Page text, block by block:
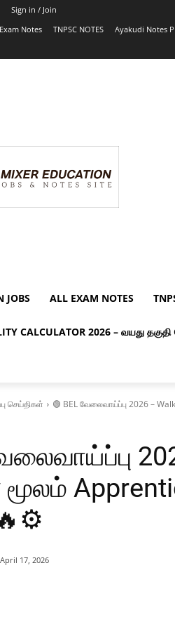
Sign in / Join
Notes TNPSC NOTES Ayakudi Notes
JOBS ALL EXAM NOTES
CALCULATOR 2026 – வயது தகுதி
செய்திகள் 🟢 BEL வேலைவாய்ப்பு 2026 –
மூலம்
April 17, 2026